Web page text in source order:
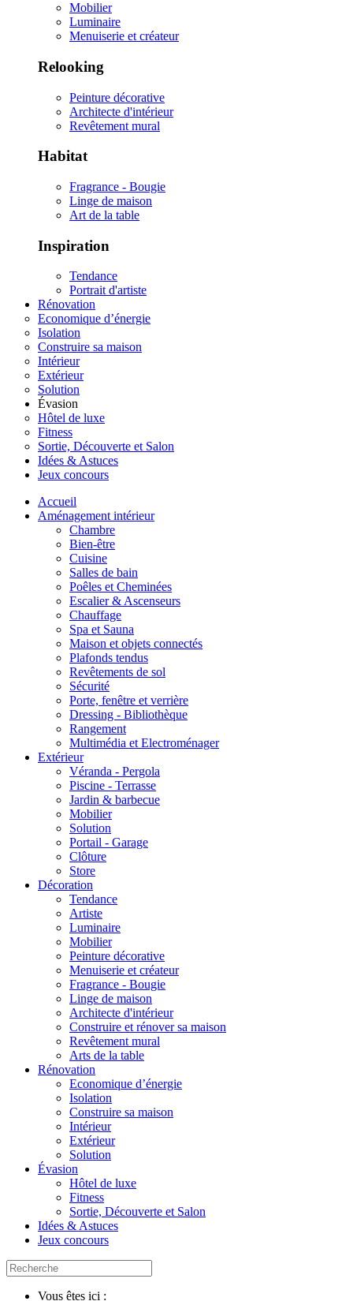
Mobilier
Luminaire
Menuiserie et créateur
Relooking
Peinture décorative
Architecte d'intérieur
Revêtement mural
Habitat
Fragrance - Bougie
Linge de maison
Art de la table
Inspiration
Tendance
Portrait d'artiste
Rénovation
Economique d’énergie
Isolation
Construire sa maison
Intérieur
Extérieur
Solution
Évasion
Hôtel de luxe
Fitness
Sortie, Découverte et Salon
Idées & Astuces
Jeux concours
Accueil
Aménagement intérieur
Chambre
Bien-être
Cuisine
Salles de bain
Poêles et Cheminées
Escalier & Ascenseurs
Chauffage
Spa et Sauna
Maison et objets connectés
Plafonds tendus
Revêtements de sol
Sécurité
Porte, fenêtre et verrière
Dressing - Bibliothèque
Rangement
Multimédia et Electroménager
Extérieur
Véranda - Pergola
Piscine - Terrasse
Jardin & barbecue
Mobilier
Solution
Portail - Garage
Clôture
Store
Décoration
Tendance
Artiste
Luminaire
Mobilier
Peinture décorative
Menuiserie et créateur
Fragrance - Bougie
Linge de maison
Architecte d'intérieur
Construire et rénover sa maison
Revêtement mural
Arts de la table
Rénovation
Economique d’énergie
Isolation
Construire sa maison
Intérieur
Extérieur
Solution
Évasion
Hôtel de luxe
Fitness
Sortie, Découverte et Salon
Idées & Astuces
Jeux concours
Vous êtes ici :